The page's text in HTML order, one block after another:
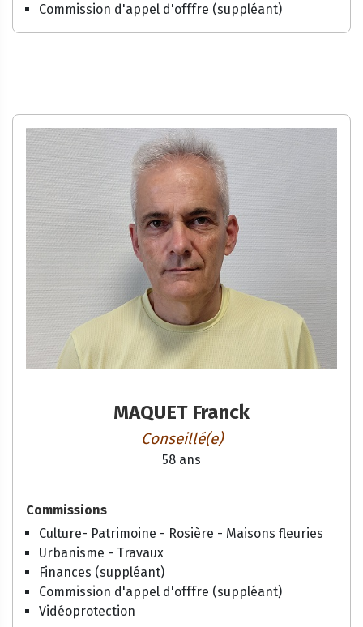
Commission d'appel d'offfre (suppléant)
MAQUET Franck
Conseillé(e)
58 ans
Commissions
Culture- Patrimoine - Rosière - Maisons fleuries
Urbanisme - Travaux
Finances (suppléant)
Commission d'appel d'offfre (suppléant)
Vidéoprotection